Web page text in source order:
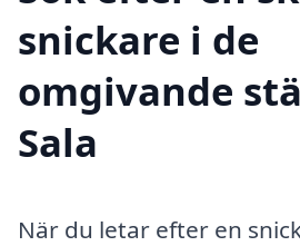
snickare i de
omgivande
Sala
När du letar efter en